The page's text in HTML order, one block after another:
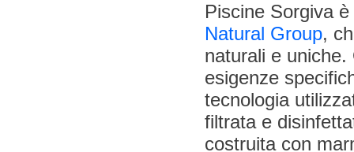
Piscine Sorgiva
Natural Group,
naturali e
esigenze
tecnologia
filtrata e
costruita con